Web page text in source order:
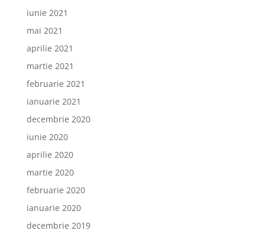
iunie 2021
mai 2021
aprilie 2021
martie 2021
februarie 2021
ianuarie 2021
decembrie 2020
iunie 2020
aprilie 2020
martie 2020
februarie 2020
ianuarie 2020
decembrie 2019